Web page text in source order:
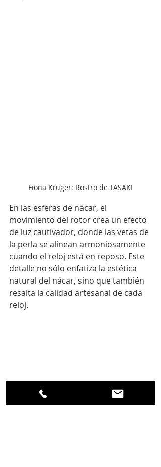
Fiona Krüger: Rostro de TASAKI
En las esferas de nácar, el
movimiento del rotor crea un efecto
de luz cautivador, donde las vetas de
la perla se alinean armoniosamente
cuando el reloj está en reposo. Este
detalle no sólo enfatiza la estética
natural del nácar, sino que también
resalta la calidad artesanal de cada
reloj.